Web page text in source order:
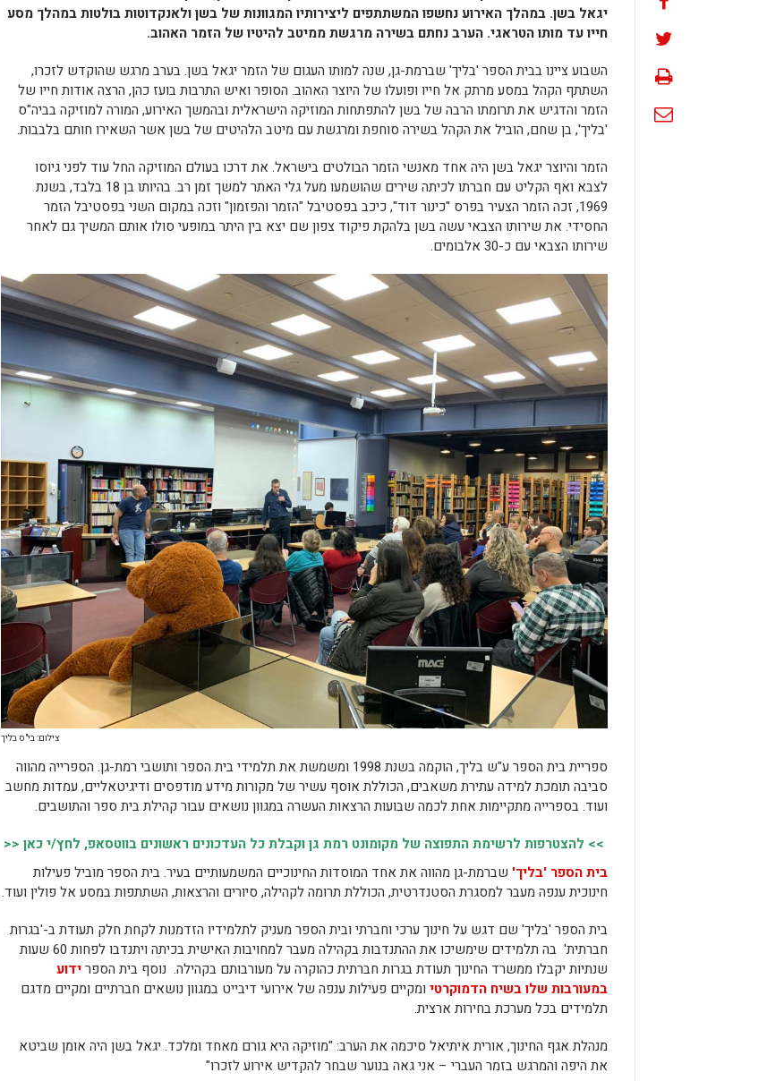
יגאל בשן. במהלך האירוע נחשפו המשתתפים ליצירותיו המגוונות של בשן ולאנקדוטות בולטות במהלך מסע
חייו עד מותו הטראגי. הערב נחתם בשירה מרגשת ממיטב להיטיו של הזמר האהוב.
השבוע ציינו בבית הספר 'בליך' שברמת-גן, שנה למותו העגום של הזמר יגאל בשן. בערב מרגש שהוקדש לזכרו,
השתתף הקהל במסע מרתק אל חייו ופועלו של היוצר האהוב. הסופר ואיש התרבות בועז כהן, הרצה אודות חייו של
הזמר והדגיש את תרומתו הרבה של בשן להתפתחות המוזיקה הישראלית ובהמשך האירוע, המורה למוזיקה בביה"ס
'בליך', בן שחם, הוביל את הקהל בשירה סוחפת ומרגשת עם מיטב הלהיטים של בשן אשר השאירו חותם בלבבות.
הזמר והיוצר יגאל בשן היה אחד מאנשי הזמר הבולטים בישראל. את דרכו בעולם המוזיקה החל עוד לפני גיוסו
לצבא ואף הקליט עם חברתו לכיתה שירים שהושמעו מעל גלי האתר למשך זמן רב. בהיותו בן 18 בלבד, בשנת
1969, זכה הזמר הצעיר בפרס "כינור דוד", כיכב בפסטיבל "הזמר והפזמון" וזכה במקום השני בפסטיבל הזמר
החסידי. את שירותו הצבאי עשה בשן בלהקת פיקוד צפון שם יצא בין היתר במופעי סולו אותם המשיך גם לאחר
שירותו הצבאי עם כ-30 אלבומים.
צילום: בי"ס בליך
ספריית בית הספר ע"ש בליך, הוקמה בשנת 1998 ומשמשת את תלמידי בית הספר ותושבי רמת-גן. הספרייה מהווה
סביבה תומכת למידה עתירת משאבים, הכוללת אוסף עשיר של מקורות מידע מודפסים ודיגיטאליים, עמדות מחשב
ועוד. בספרייה מתקיימות אחת לכמה שבועות הרצאות העשרה במגוון נושאים עבור קהילת בית ספר והתושבים.
>> להצטרפות לרשימת התפוצה של מקומונט רמת גן וקבלת כל העדכונים ראשונים בווטסאפ, לחץ/י כאן <<
בית הספר 'בליך' שברמת-גן מהווה את אחד המוסדות החינוכיים המשמעותיים בעיר. בית הספר מוביל פעילות
חינוכית ענפה מעבר למסגרת הסטנדרטית, הכוללת תרומה לקהילה, סיורים והרצאות, השתתפות במסע אל פולין ועוד.
בית הספר 'בליך' שם דגש על חינוך ערכי וחברתי ובית הספר מעניק לתלמידיו הזדמנות לקחת חלק תעודת ב-'בגרות
חברתית' בה תלמידים שימשיכו את ההתנדבות בקהילה מעבר למחויבות האישית בכיתה ויתנדבו לפחות 60 שעות
שנתיות יקבלו ממשרד החינוך תעודת בגרות חברתית כהוקרה על מעורבותם בקהילה. נוסף בית הספרידוע
במעורבות שלו בשיח הדמוקרטי ומקיים פעילות ענפה של אירועי דיבייט במגוון נושאים חברתיים ומקיים מדגם
תלמידים בכל מערכת בחירות ארצית.
מנהלת אגף החינוך, אורית איתיאל סיכמה את הערב: "מוזיקה היא גורם מאחד ומלכד. יגאל בשן היה אומן שביטא
את היפה והמרגש בזמר העברי – אני גאה בנוער שבחר להקדיש אירוע לזכרו"